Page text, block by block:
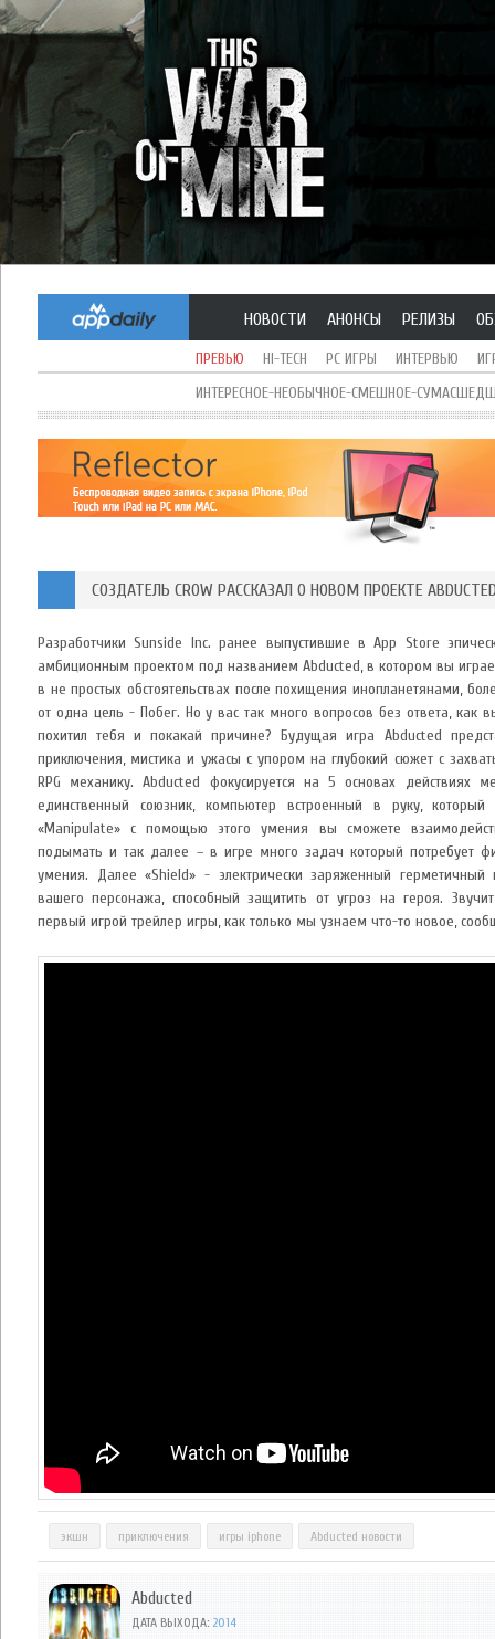
НОВОСТИ АНОНСЫ РЕЛИЗЫ
ПРЕВЬЮ HI-TECH PC ИГРЫ ИНТЕРВЬЮ
ИНТЕРЕСНОЕ-НЕОБЫЧНОЕ-СМЕШНОЕ-
СОЗДАТЕЛЬ CROW РАССКАЗАЛ О НОВОМ ПРОЕКТЕ
Разработчики Sunside Inc. ранее выпустившие в App Store
амбиционным проектом под названием Abducted, в котором вы
в не простых обстоятельствах после похищения инопланетянами,
от одна цель - Побег. Но у вас так много вопросов без ответа, как
похитил тебя и покакай причине? Будущая игра Abducted
приключения, мистика и ужасы с упором на глубокий сюжет с
RPG механику. Abducted фокусируется на 5 основах действиях
единственный союзник, компьютер встроенный в руку,
«Manipulate» с помощью этого умения вы сможете
подымать и так далее – в игре много задач который потребует
умения. Далее «Shield» - электрически заряженный герметичный
вашего персонажа, способный защитить от угроз на героя.
первый игрой трейлер игры, как только мы узнаем что-то новое,
экшн приключения игры iphone Abducted новости
Abducted
ДАТА ВЫХОДА: 2014